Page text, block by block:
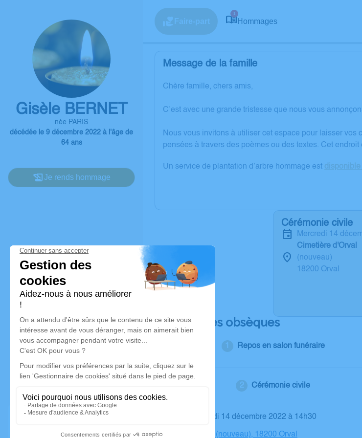
Gisèle BERNET
née PARIS
décédée le 9 décembre 2022 à l'âge de
64 ans
Je rends hommage
Faire-part
1
Hommages
Message de la famille
Chère famille, chers amis,
C’est avec une grande tristesse que nous vous
Nous vous invitons à utiliser cet espace pour laisser
pensées à travers des poèmes ou des textes. Cet
Un service de plantation d’arbre hommage est disponible
Cérémonie civile
mercredi 14
Cimetière d'Orval
(nouveau)
18200 Orval
Déroulé des obsèques
Repos en salon funéraire
Cérémonie civile
Le mercredi 14 décembre 2022 à 14h30
Cimetière, (nouveau), 18200 Orval